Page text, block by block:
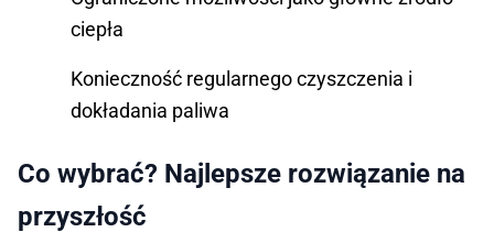
ciepła
Konieczność regularnego czyszczenia i
dokładania paliwa
Co wybrać? Najlepsze rozwiązanie na
przyszłość